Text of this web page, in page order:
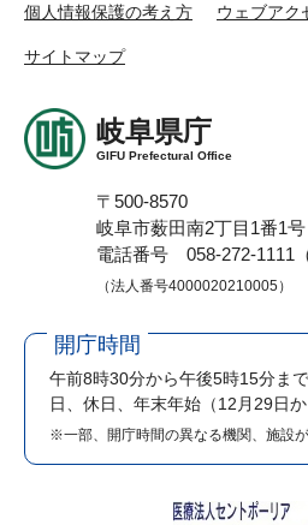
個人情報保護の考え方 ウェブアク
サイトマップ
岐阜県庁
GIFU Prefectural Office
〒500-8570
岐阜市薮田南2丁目1番1号
電話番号 058-272-1111（
（法人番号4000020210005）
開庁時間
午前8時30分から午後5時15分まで
日、休日、年末年始（12月29日か
※一部、開庁時間の異なる機関、施設が